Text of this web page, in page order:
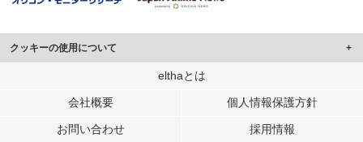
クッキーの使用について
このサイトでは Cookie を使用して、ユーザーに合わせたコンテンツや広告の
行っています。
メディアや広告配信、データ解析の各パートナーに提供しています。
elthaとは
会社概要 個人情報保護方針
お問い合わせ 採用情報